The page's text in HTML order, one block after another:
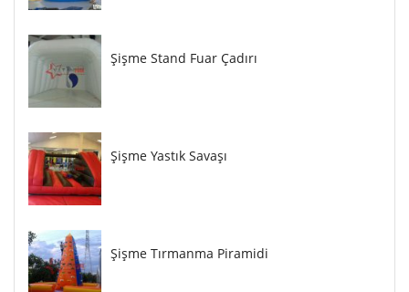
Şişme Stand Fuar Çadırı
Şişme Yastık Savaşı
Şişme Tırmanma Piramidi